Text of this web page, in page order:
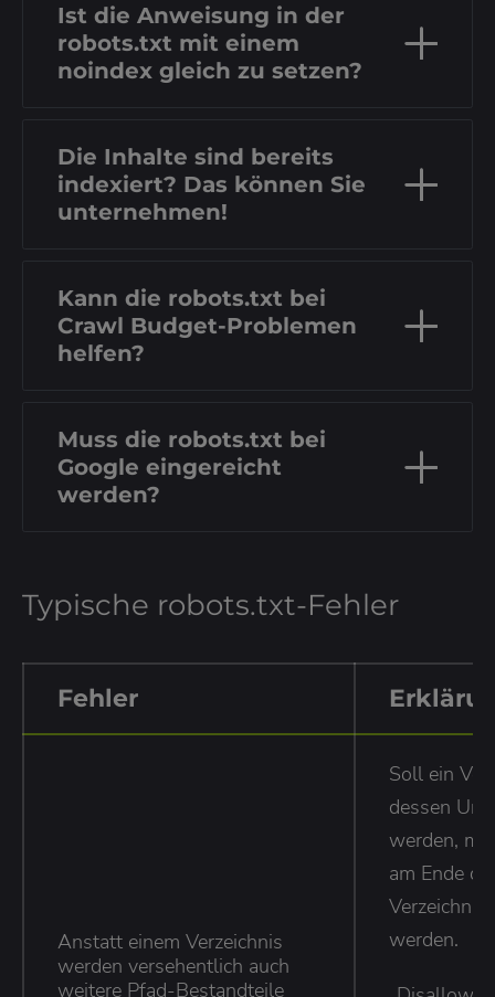
Ist die Anweisung in der
robots.txt mit einem
noindex gleich zu setzen?
Die Inhalte sind bereits
indexiert? Das können Sie
unternehmen!
Kann die robots.txt bei
Crawl Budget-Problemen
helfen?
Muss die robots.txt bei
Google eingereicht
werden?
Typische robots.txt-Fehler
Fehler
Anstatt einem Verzeichnis
werden versehentlich auch
weitere Pfad-Bestandteile
Soll ein
dessen
werden,
am Ende
werden.